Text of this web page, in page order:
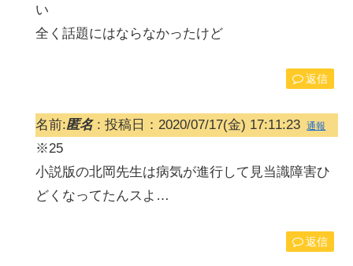
い
全く話題にはならなかったけど
返信
名前:匿名: 投稿日：2020/07/17(金) 17:11:23 通報
※25
小説版の北岡先生は病気が進行して見当識障害ひ
どくなってたんスよ…
返信